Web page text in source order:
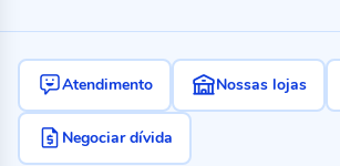
Atendimento Nossas lojas
Negociar dívida